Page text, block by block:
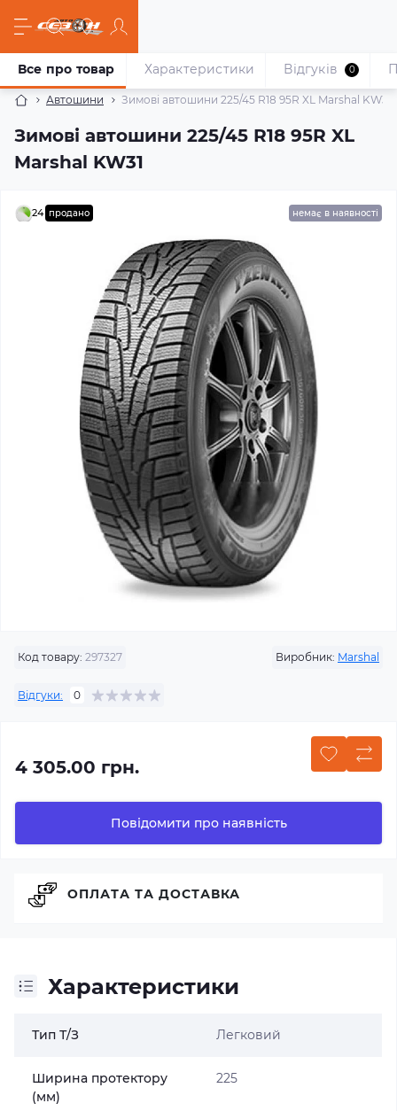
Автошини Зимові автошини 225/45 R18 95R XL Marshal KW31
Зимові автошини 225/45 R18 95R XL
Marshal KW31
Все про товар Характеристики Відгуків 0
24 продано немає в наявності
Код товару: 297327 Виробник: Marshal
Відгуки: 0
4 305.00 грн.
Повідомити про наявність
Характеристики
Тип Т/З Легковий
Ширина протектору
(мм)
225
ОПЛАТА ТА ДОСТАВКА